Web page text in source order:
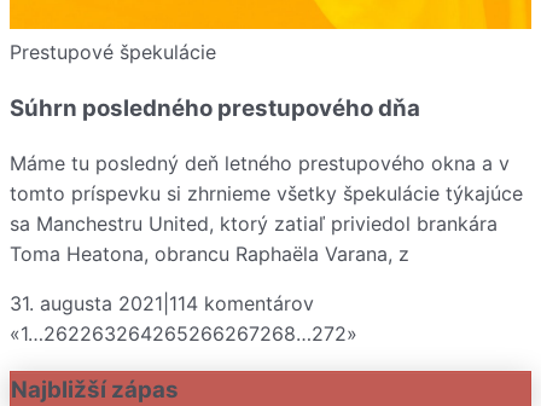
Prestupové špekulácie
Súhrn posledného prestupového dňa
Máme tu posledný deň letného prestupového okna a v
tomto príspevku si zhrnieme všetky špekulácie týkajúce
sa Manchestru United, ktorý zatiaľ priviedol brankára
Toma Heatona, obrancu Raphaëla Varana, z
31. augusta 2021 114 komentárov
«1…262263264265266267268…272»
Najbližší zápas